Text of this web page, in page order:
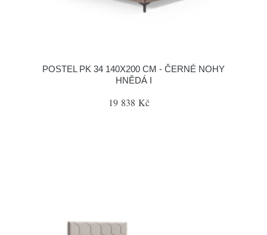
POSTEL PK 34 140X200 CM - ČERNÉ NOHY
HNĚDÁ I
19 838 Kč